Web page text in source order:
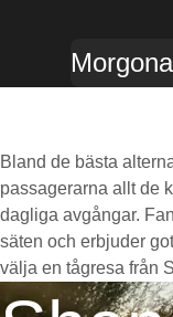
Bland de bästa
passagerarna allt de
dagliga avgångar.
säten och erbjuder
välja en tågresa från